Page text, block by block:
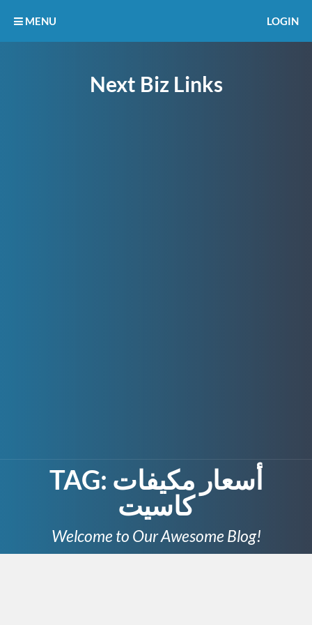
Next Biz Links
MENU LOGIN
TAG: أسعار مكيفات
كاسيت
Welcome to Our Awesome Blog!